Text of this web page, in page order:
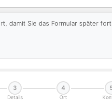
damit Sie das Formular später
3
Details
4
Ort